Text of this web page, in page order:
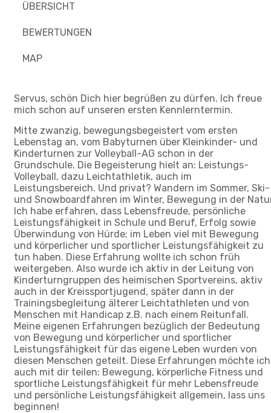
ÜBERSICHT
BEWERTUNGEN
MAP
Servus, schön Dich hier begrüßen zu dürfen. Ich freue
mich schon auf unseren ersten Kennlerntermin.
Mitte zwanzig, bewegungsbegeistert vom ersten
Lebenstag an, vom Babyturnen über Kleinkinder- und
Kinderturnen zur Volleyball-AG schon in der
Grundschule. Die Begeisterung hielt an: Leistungs-
Volleyball, dazu Leichtathletik, auch im
Leistungsbereich. Und privat? Wandern im Sommer, Ski-
und Snowboardfahren im Winter, Bewegung in der
Ich habe erfahren, dass Lebensfreude, persönliche
Leistungsfähigkeit in Schule und Beruf, Erfolg sowie
Überwindung von Hürde; im Leben viel mit Bewegung
und körperlicher und sportlicher Leistungsfähigkeit zu
tun haben. Diese Erfahrung wollte ich schon früh
weitergeben. Also wurde ich aktiv in der Leitung von
Kinderturngruppen des heimischen Sportvereins, aktiv
auch in der Kreissportjugend, später dann in der
Trainingsbegleitung älterer Leichtathleten und von
Menschen mit Handicap z.B. nach einem Reitunfall.
Meine eigenen Erfahrungen bezüglich der Bedeutung
von Bewegung und körperlicher und sportlicher
Leistungsfähigkeit für das eigene Leben wurden von
diesen Menschen geteilt. Diese Erfahrungen möchte ich
auch mit dir teilen: Bewegung, körperliche Fitness und
sportliche Leistungsfähigkeit für mehr Lebensfreude
und persönliche Leistungsfähigkeit allgemein, lass uns
beginnen!